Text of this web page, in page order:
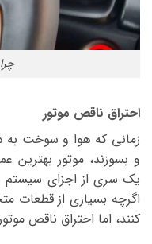
احتراق ناقص موتور
زمانی که هوا و سوخت به
و بسوزند، موتور بهترین
یک سری از اجزای سیستم
اگرچه بسیاری از قطعات
کنند، اما احتراق ناقص